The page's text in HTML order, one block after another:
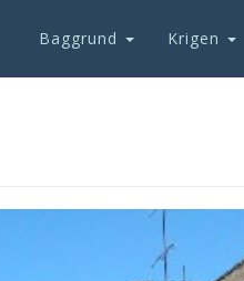
Baggrund Krigen